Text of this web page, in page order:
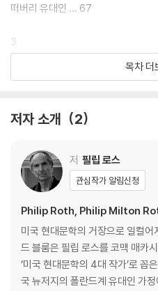
스만이 쓸 수 있는 유크로니아
떠버리 유대인 … 67
3
1941년 6월 ~1941년 12월
1942년 1월 ~1942년 2월
1942년 3월 ~1942년 6월
처음 겪는 일들 … 216
1942년 5월 ~1942년 6월
그들의 나라 … 285
목차 더
저자 소개 2
저 필립 로스
관심작가 알림신청
Philip Roth, Philip Milton
미국 현대문학의 거장으로 일컬
드 블룸은 필립 로스를 코맥 매카
‘미국 현대문학의 4대 작가’로 꼽
국 뉴저지의 폴란드계 유대인 가